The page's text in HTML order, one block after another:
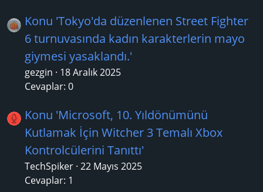
Konu 'Tokyo'da düzenlenen Street Fighter
6 turnuvasında kadın karakterlerin mayo
giymesi yasaklandı.'
gezgin
18 Aralık 2025
Cevaplar: 0
Konu 'Microsoft, 10. Yıldönümünü
Kutlamak İçin Witcher 3 Temalı Xbox
Kontrolcülerini Tanıttı'
TechSpiker 22 Mayıs 2025
Cevaplar: 1